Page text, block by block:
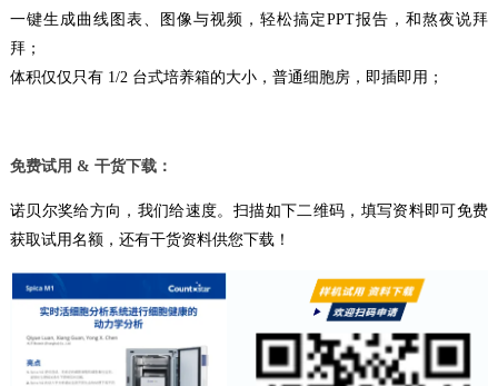
一键生成曲线图表、图像与视频，轻松搞定PPT报告，和熬夜说拜
拜；
体积仅仅只有 1/2 台式培养箱的大小，普通细胞房，即插即用；
免费试用 & 干货下载：
诺贝尔奖给方向，我们给速度。扫描如下二维码，填写资料即可免费
获取试用名额，还有干货资料供您下载！